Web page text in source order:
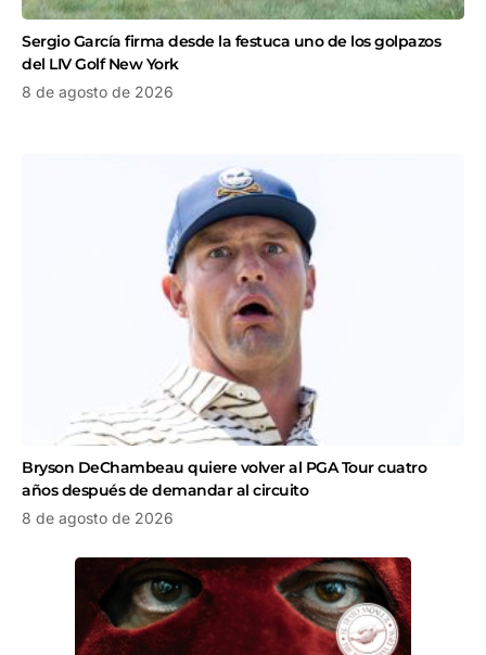
Sergio García firma desde la festuca uno de los golpazos
del LIV Golf New York
8 de agosto de 2026
Bryson DeChambeau quiere volver al PGA Tour cuatro
años después de demandar al circuito
8 de agosto de 2026